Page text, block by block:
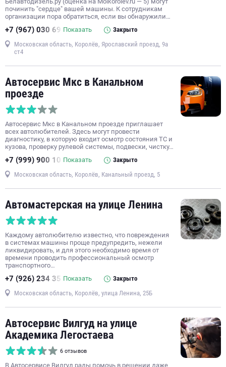
починить "сердце" вашей машины. К сотрудникам
организации пора обратиться, если вы обнаружили…
+7 (967) 030 69 Показать Закрыто
Московская область, Королёв, Ярославский проезд, 9а
ст4
Автосервис Мкс в Канальном
проезде
Автосервис Мкс в Канальном проезде приглашает
всех автолюбителей. Здесь могут провести
диагностику, в которую входит осмотр состояния ТС и
кузова, проверку рулевой системы, подвески, чистку…
+7 (999) 900 10 Показать Закрыто
Московская область, Королёв, Канальный проезд, 5
Автомастерская на улице Ленина
Каждому автолюбителю известно, что повреждения
в системах машины проще предупредить, нежели
ликвидировать, и для этого необходимо время от
времени проводить профессиональный осмотр
транспортного…
+7 (926) 234 35 Показать Закрыто
Московская область, Королёв, улица Ленина, 25Б
Автосервис Вилгуд на улице
Академика Легостаева
6 отзывов
В Автосервисе Вилгуд рады помочь в решении даже